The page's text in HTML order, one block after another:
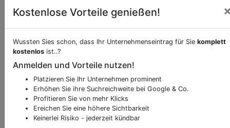
Beschreibung & Services von
oder andere relevante Informationen hinzufügen?
Klicken Sie bittehierum uns zu kontaktieren.
Gerne erweitern wir Ihren Firmeneintrag um
Sonderangebote odere besondere Services, die
Kostenlose Vorteile genießen!
Wussten Sies schon, dass Ihr Unternehmenseintrag für Sie komplett
kostenlos ist..?
Anmelden und Vorteile nutzen!
Platzieren Sie Ihr Unternehmen prominent
Erhöhen Sie ihre Suchreichweite bei Google & Co.
Profitieren Sie von mehr Klicks
Ereichen Sie eine höhere Sichtbarkeit
Keinerlei Risiko - jederzeit kündbar